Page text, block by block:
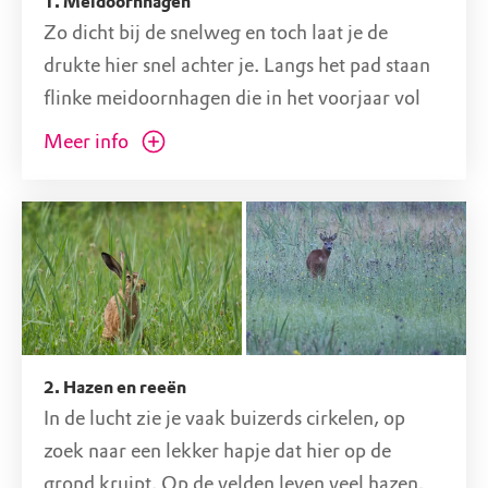
De Velperwaarden zijn het makkelijkst te bereiken
per (OV-)fiets vanuit Arnhem, Velp of Rheden.
Neem de bus van NS-station Arnhem naar halte
IJsseloord 2. Wandel over het fiets/wandelpad onder
de brug van de A12 door. Zie
Zo dicht bij de snelweg en toch laat je de
drukte hier snel achter je. Langs het pad staan
flinke meidoornhagen die in het voorjaar vol
witte bloemen zitten. Een fijne plek voor
die daar beschutting vinden. Later in het jaar
profiteren ze van een rijkdom aan sappige
bessen.
Meer info
2. Hazen en reeën
In de lucht zie je vaak buizerds cirkelen, op
zoek naar een lekker hapje dat hier op de
grond kruipt. Op de velden leven veel hazen.